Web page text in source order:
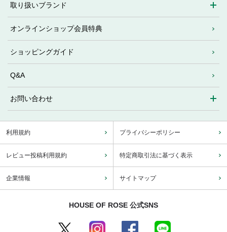
取り扱いブランド
オンラインショップ会員特典
ショッピングガイド
Q&A
お問い合わせ
利用規約 プライバシーポリシー
レビュー投稿利用規約 特定商取引法に基づく表示
企業情報 サイトマップ
HOUSE OF ROSE 公式SNS